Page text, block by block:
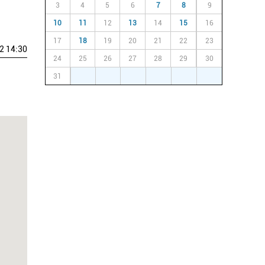
14:30
3 4 5 6 7 8 9
10 11 12 13 14 15 16
17 18 19 20 21 22 23
24 25 26 27 28 29 30
31